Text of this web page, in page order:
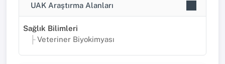
UAK Araştırma Alanları
Sağlık Bilimleri
Veteriner Biyokimyası